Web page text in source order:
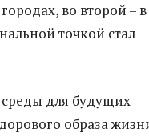
во второй –
точкой стал
для будущих
образа